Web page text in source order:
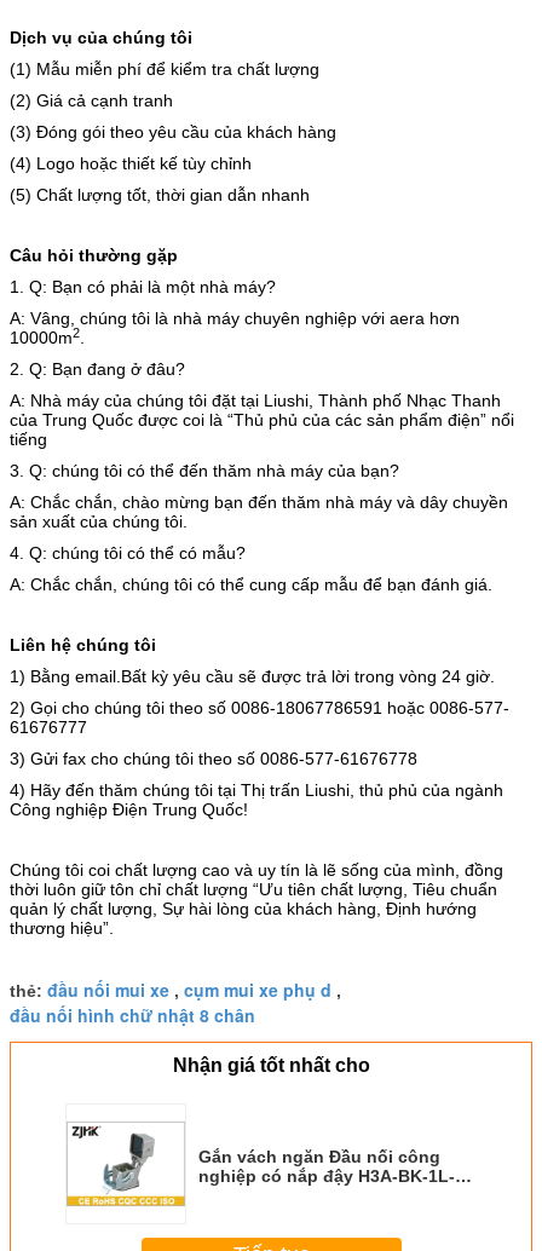
Dịch vụ của chúng tôi
(1) Mẫu miễn phí để kiểm tra chất lượng
(2) Giá cả cạnh tranh
(3) Đóng gói theo yêu cầu của khách hàng
(4) Logo hoặc thiết kế tùy chỉnh
(5) Chất lượng tốt, thời gian dẫn nhanh
Câu hỏi thường gặp
1. Q: Bạn có phải là một nhà máy?
A: Vâng, chúng tôi là nhà máy chuyên nghiệp với aera hơn
10000m2
2. Q: Bạn đang ở đâu?
A: Nhà máy của chúng tôi đặt tại Liushi, Thành phố Nhạc Thanh
của Trung Quốc được coi là “Thủ phủ của các sản phẩm điện” nổi
tiếng
3. Q: chúng tôi có thể đến thăm nhà máy của bạn?
A: Chắc chắn, chào mừng bạn đến thăm nhà máy và dây chuyền
sản xuất của chúng tôi.
4. Q: chúng tôi có thể có mẫu?
A: Chắc chắn, chúng tôi có thể cung cấp mẫu để bạn đánh giá.
Liên hệ chúng tôi
1) Bằng email.Bất kỳ yêu cầu sẽ được trả lời trong vòng 24 giờ.
2) Gọi cho chúng tôi theo số 0086-18067786591 hoặc 0086-577-
61676777
3) Gửi fax cho chúng tôi theo số 0086-577-61676778
4) Hãy đến thăm chúng tôi tại Thị trấn Liushi, thủ phủ của ngành
Công nghiệp Điện Trung Quốc!
Chúng tôi coi chất lượng cao và uy tín là lẽ sống của mình, đồng
thời luôn giữ tôn chỉ chất lượng “Ưu tiên chất lượng, Tiêu chuẩn
quản lý chất lượng, Sự hài lòng của khách hàng, Định hướng
thương hiệu”.
thẻ: đầu nối mui xe , cụm mui xe phụ d ,
đầu nối hình chữ nhật 8 chân
Nhận giá tốt nhất cho
Gắn vách ngăn Đầu nối công
nghiệp có nắp đậy H3A-BK-1L-